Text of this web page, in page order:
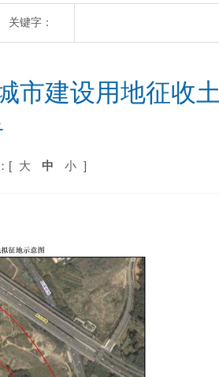
关键字：
市建设用地征收土
[ 大 中 小 ]